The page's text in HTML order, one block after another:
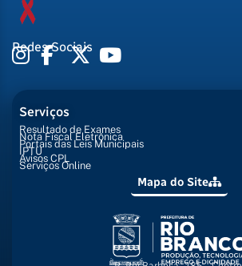
Redes Sociais
Serviços
Resultado de Exames
Nota Fiscal Eletrônica
Portais das Leis Municipais
IPTU
Avisos CPL
Serviços Online
Mapa do Site